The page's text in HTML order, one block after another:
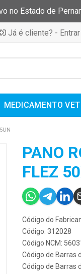
no Estado de
Já é cliente? - Entrar
MEDICAMENTO VET
PANO
FLEZ
Código do
Código: 312028
Código NCM:
Código de Barras
Código de Barras